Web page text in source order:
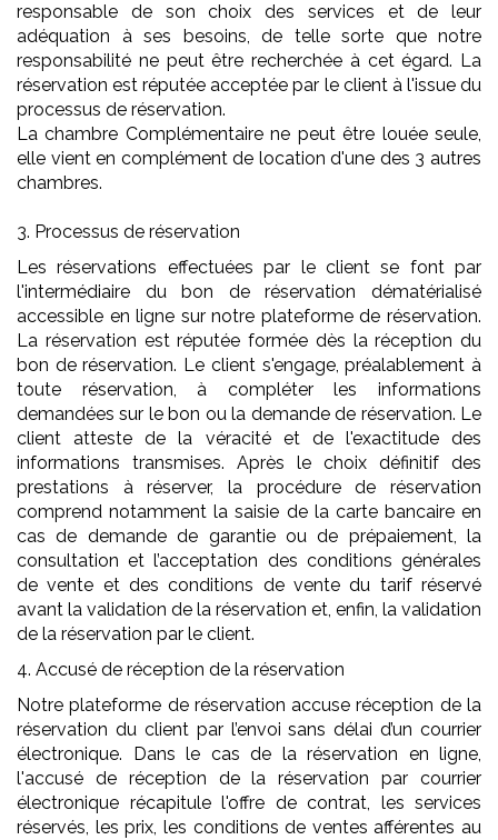
responsable de son choix des services et de leur
adéquation à ses besoins, de telle sorte que notre
responsabilité ne peut être recherchée à cet égard. La
réservation est réputée acceptée par le client à l'issue du
processus de réservation.
La chambre Complémentaire ne peut être louée seule,
elle vient en complément de location d'une des 3 autres
chambres.
3. Processus de réservation
Les réservations effectuées par le client se font par
l'intermédiaire du bon de réservation dématérialisé
accessible en ligne sur notre plateforme de réservation.
La réservation est réputée formée dès la réception du
bon de réservation. Le client s'engage, préalablement à
toute réservation, à compléter les informations
demandées sur le bon ou la demande de réservation. Le
client atteste de la véracité et de l'exactitude des
informations transmises. Après le choix définitif des
prestations à réserver, la procédure de réservation
comprend notamment la saisie de la carte bancaire en
cas de demande de garantie ou de prépaiement, la
consultation et l’acceptation des conditions générales
de vente et des conditions de vente du tarif réservé
avant la validation de la réservation et, enfin, la validation
de la réservation par le client.
4. Accusé de réception de la réservation
Notre plateforme de réservation accuse réception de la
réservation du client par l’envoi sans délai d’un courrier
électronique. Dans le cas de la réservation en ligne,
l'accusé de réception de la réservation par courrier
électronique récapitule l'offre de contrat, les services
réservés, les prix, les conditions de ventes afférentes au